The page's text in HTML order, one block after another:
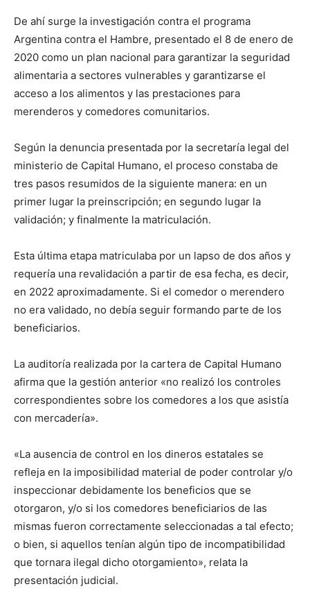
De ahí surge la investigación contra el programa
Argentina contra el Hambre, presentado el 8 de enero de
2020 como un plan nacional para garantizar la seguridad
alimentaria a sectores vulnerables y garantizarse el
acceso a los alimentos y las prestaciones para
merenderos y comedores comunitarios.
Según la denuncia presentada por la secretaría legal del
ministerio de Capital Humano, el proceso constaba de
tres pasos resumidos de la siguiente manera: en un
primer lugar la preinscripción; en segundo lugar la
validación; y finalmente la matriculación.
Esta última etapa matriculaba por un lapso de dos años y
requería una revalidación a partir de esa fecha, es decir,
en 2022 aproximadamente. Si el comedor o merendero
no era validado, no debía seguir formando parte de los
beneficiarios.
La auditoría realizada por la cartera de Capital Humano
afirma que la gestión anterior «no realizó los controles
correspondientes sobre los comedores a los que asistía
con mercadería».
«La ausencia de control en los dineros estatales se
refleja en la imposibilidad material de poder controlar y/o
inspeccionar debidamente los beneficios que se
otorgaron, y/o si los comedores beneficiarios de las
mismas fueron correctamente seleccionadas a tal efecto;
o bien, si aquellos tenían algún tipo de incompatibilidad
que tornara ilegal dicho otorgamiento», relata la
presentación judicial.